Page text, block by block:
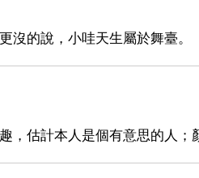
沒的說，小哇天生屬於舞臺。
，估計本人是個有意思的人